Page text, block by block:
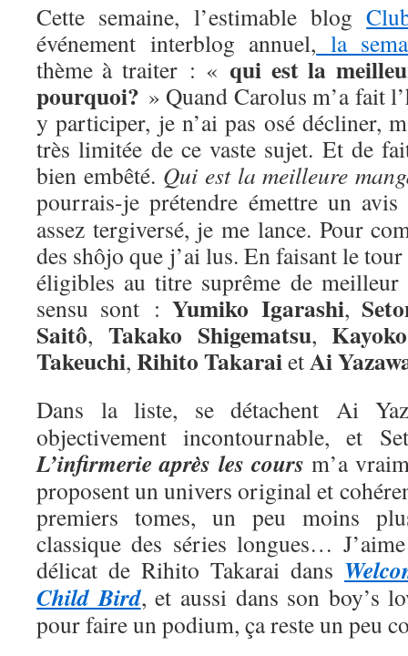
Cette semaine, l’estimable blog
événement interblog annuel, la
thème à traiter : « qui est la
pourquoi? » Quand Carolus m’a fait
y participer, je n’ai pas osé décliner,
très limitée de ce vaste sujet. Et de
bien embêté. Qui est la meilleure
pourrais-je prétendre émettre un
assez tergiversé, je me lance. Pour
des shôjo que j’ai lus. En faisant le tour
éligibles au titre suprême de
sensu sont :Yumiko Igarashi,
Saitô, Takako Shigematsu,Kayoko
Takeuchi, Rihito TakaraietAi
Dans la liste, se détachent Ai
objectivement incontournable, et
L’infirmerie après les cours m’a
proposent un univers original et
premiers tomes, un peu moins
classique des séries longues…
délicat de Rihito Takarai dans
Child Bird, et aussi dans son boy’s
pour faire un podium, ça reste un peu